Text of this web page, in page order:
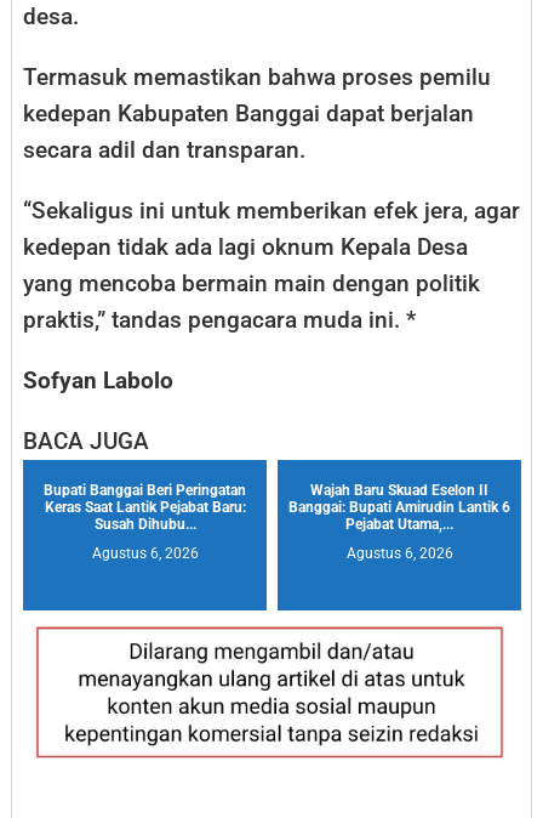
desa.
Termasuk memastikan bahwa proses pemilu
kedepan Kabupaten Banggai dapat berjalan
secara adil dan transparan.
“Sekaligus ini untuk memberikan efek jera, agar
kedepan tidak ada lagi oknum Kepala Desa
yang mencoba bermain main dengan politik
praktis,” tandas pengacara muda ini. *
Sofyan Labolo
BACA JUGA
Bupati Banggai Beri Peringatan
Keras Saat Lantik Pejabat Baru:
Susah Dihubu...
Agustus 6, 2026
Wajah Baru Skuad Eselon II
Banggai: Bupati Amirudin Lantik 6
Pejabat Utama,...
Agustus 6, 2026